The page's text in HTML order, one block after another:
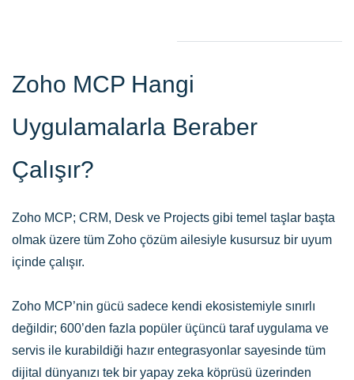
Verilen prompt (İngilizce) :“Schedule a campaign called
‘Summer Sale Blast’ for next Tuesday at 11 AM and target all
leads from Bangalore.”
Verilen prompt (Türkçe):"Önümüzdeki Salı saat 11:00 için 'Yaz
İndirimi Patlaması' adlı bir kampanya planla ve Bangalore'daki
tüm aday müşterileri hedefle."
tickets. Mark them as in progress and send a reply that we are
working on it and will update by end of the day”
Verilen prompt (Türkçe) :
"Zoho Desk üzerinde açık biletleri
Verilen prompt (İngilizce) :
“Generate an invoice for Naveen
Kumar from ABC Corp for ₹1200 on consulting services”
Zoho MCP Hangi
Uygulamalarla Beraber
Çalışır?
Zoho MCP; CRM, Desk ve Projects gibi temel taşlar başta
olmak üzere tüm Zoho çözüm ailesiyle kusursuz bir uyum
içinde çalışır.
Zoho MCP’nin gücü sadece kendi ekosistemiyle sınırlı
değildir; 600’den fazla popüler üçüncü taraf uygulama ve
servis ile kurabildiği hazır entegrasyonlar sayesinde tüm
dijital dünyanızı tek bir yapay zeka köprüsü üzerinden